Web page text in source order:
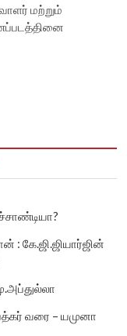
மற்றும்
: கே.ஜி.ஜியார்ஜின்
வரை – யமுனா